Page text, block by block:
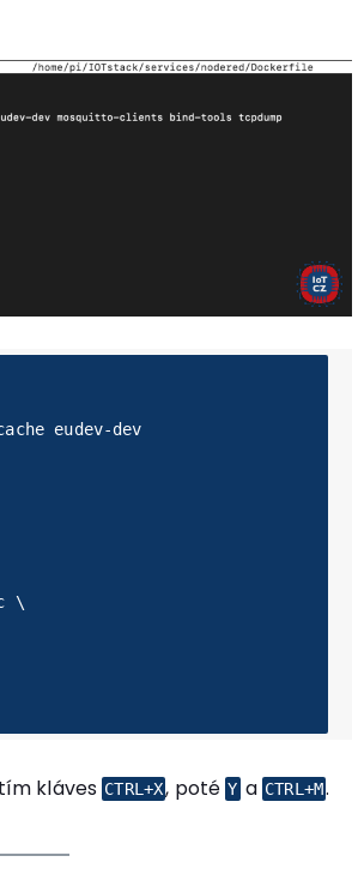
eudev-dev
klávesCTRL+X, potéYaCTRL+M.